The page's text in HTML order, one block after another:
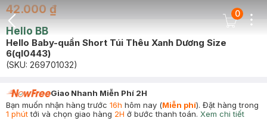
Back Icon
Cart Icon
0
42.000 ₫
Hello BB
Hello Baby-quần Short Túi Thêu Xanh Dương Size
6(ql0443)
(SKU: 269701032)
Giao Nhanh Miễn Phí 2H
Bạn muốn nhận hàng trước 16h hôm nay (Miễn phí). Đặt hàng trong
1 phúttới và chọn giao hàng 2H ở bước thanh toán. Xem chi tiết